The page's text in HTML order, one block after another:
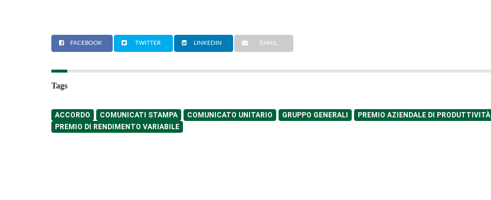
FACEBOOK TWITTER LINKEDIN EMAIL
Tags
ACCORDO COMUNICATI STAMPA COMUNICATO UNITARIO GRUPPO GENERALI
PREMIO AZIENDALE DI PRODUTTIVITÀ
PREMIO DI RENDIMENTO VARIABILE